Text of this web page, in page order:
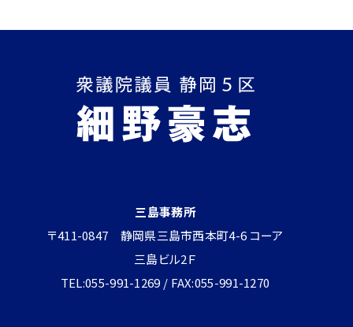
三島事務所
〒411-0847 静岡県三島市西本町4-6 コーア
三島ビル2Ｆ
TEL:055-991-1269 / FAX:055-991-1270